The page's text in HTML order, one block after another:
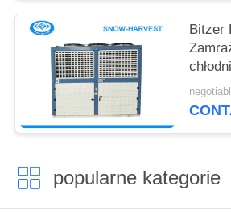
Bitzer
popularne kategorie